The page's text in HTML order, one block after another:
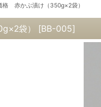
赤かぶ漬け（350g×2袋）
袋） [BB-005]